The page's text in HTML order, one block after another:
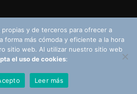
los derechos reservados.
propias y de terceros para ofrecer a
forma más cómoda y eficiente a la hora
sitio web. Al utilizar nuestro sitio web
el uso de cookies:
Leer más